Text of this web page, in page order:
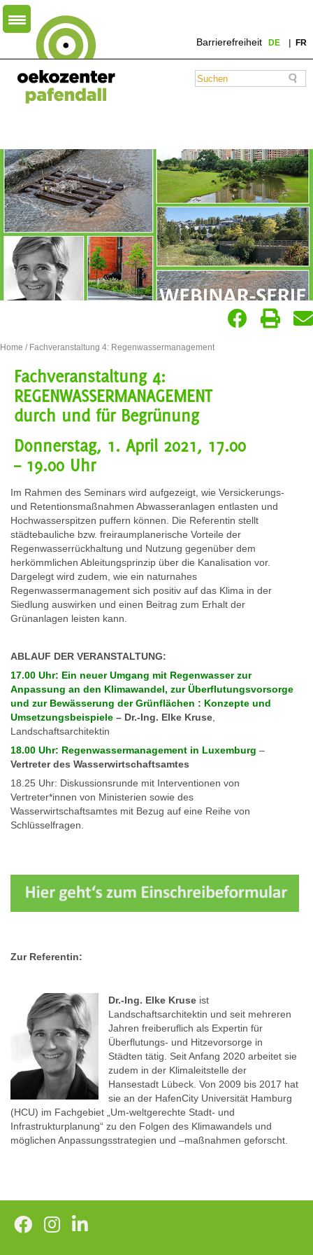
Barrierefreiheit DE FR
Home / Fachveranstaltung 4: Regenwassermanagement
Fachveranstaltung 4:
REGENWASSERMANAGEMENT
durch und für Begrünung
Donnerstag, 1. April 2021, 17.00
– 19.00 Uhr
Im Rahmen des Seminars wird aufgezeigt, wie Versickerungs-
und Retentionsmaßnahmen Abwasseranlagen entlasten und
Hochwasserspitzen puffern können. Die Referentin stellt
städtebauliche bzw. freiraumplanerische Vorteile der
Regenwasserrückhaltung und Nutzung gegenüber dem
herkömmlichen Ableitungsprinzip über die Kanalisation vor.
Dargelegt wird zudem, wie ein naturnahes
Regenwassermanagement sich positiv auf das Klima in der
Siedlung auswirken und einen Beitrag zum Erhalt der
Grünanlagen leisten kann.
ABLAUF DER VERANSTALTUNG:
17.00 Uhr: Ein neuer Umgang mit Regenwasser zur
Anpassung an den Klimawandel, zur Überflutungsvorsorge
und zur Bewässerung der Grünflächen : Konzepte und
Umsetzungsbeispiele – Dr.-Ing. Elke Kruse,
Landschaftsarchitektin
18.00 Uhr: Regenwassermanagement in Luxemburg –
Vertreter des Wasserwirtschaftsamtes
18.25 Uhr: Diskussionsrunde mit Interventionen von
Vertreter*innen von Ministerien sowie des
Wasserwirtschaftsamtes mit Bezug auf eine Reihe von
Schlüsselfragen.
Zur Referentin:
Dr.-Ing. Elke Kruse ist
Landschaftsarchitektin und seit mehreren
Jahren freiberuflich als Expertin für
Überflutungs- und Hitzevorsorge in
Städten tätig. Seit Anfang 2020 arbeitet sie
zudem in der Klimaleitstelle der
Hansestadt Lübeck. Von 2009 bis 2017 hat
sie an der HafenCity Universität Hamburg
(HCU) im Fachgebiet „Um-weltgerechte Stadt- und
Infrastrukturplanung“ zu den Folgen des Klimawandels und
möglichen Anpassungsstrategien und –maßnahmen geforscht.